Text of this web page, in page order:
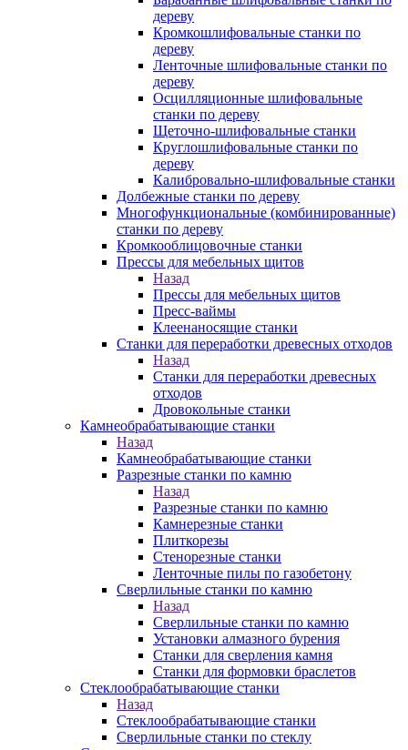
дереву
Кромкошлифовальные станки по
дереву
Ленточные шлифовальные станки по
дереву
Осцилляционные шлифовальные
станки по дереву
Щеточно-шлифовальные станки
Круглошлифовальные станки по
дереву
Калибровально-шлифовальные станки
Долбежные станки по дереву
Многофункциональные (комбинированные)
станки по дереву
Кромкооблицовочные станки
Прессы для мебельных щитов
Назад
Прессы для мебельных щитов
Пресс-ваймы
Клеенаносящие станки
Станки для переработки древесных отходов
Назад
Станки для переработки древесных
отходов
Дровокольные станки
Камнеобрабатывающие станки
Назад
Камнеобрабатывающие станки
Разрезные станки по камню
Назад
Разрезные станки по камню
Камнерезные станки
Плиткорезы
Стенорезные станки
Ленточные пилы по газобетону
Сверлильные станки по камню
Назад
Сверлильные станки по камню
Установки алмазного бурения
Станки для сверления камня
Станки для формовки браслетов
Стеклообрабатывающие станки
Назад
Стеклообрабатывающие станки
Сверлильные станки по стеклу